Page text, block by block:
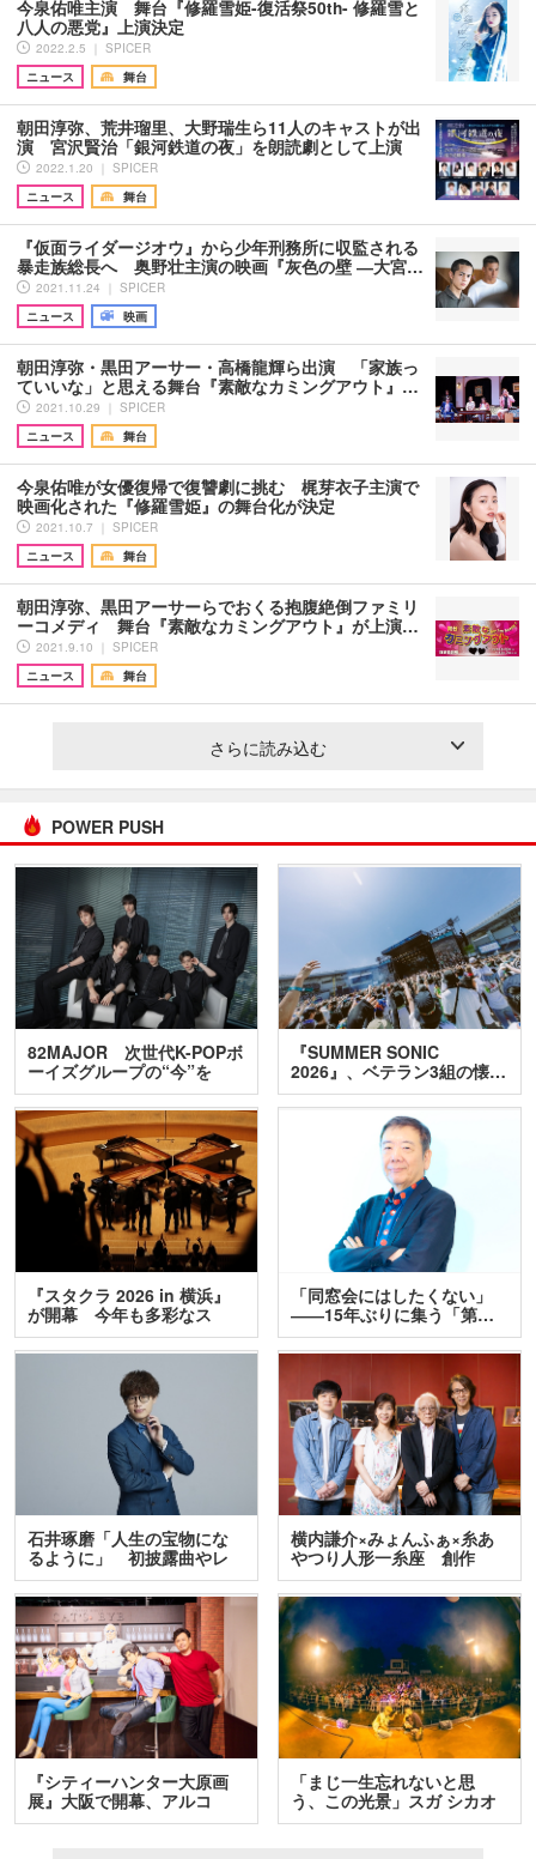
今泉佑唯主演 舞台『修羅雪姫-復活祭50th- 修羅雪と
八人の悪党』上演決定
2022.2.5 ｜ SPICER
ニュース
舞台
朝田淳弥、荒井瑠里、大野瑞生ら11人のキャストが出
演 宮沢賢治「銀河鉄道の夜」を朗読劇として上演
2022.1.20 ｜ SPICER
ニュース
舞台
『仮面ライダージオウ』から少年刑務所に収監される
暴走族総長へ 奥野壮主演の映画『灰色の壁 ―大宮…
2021.11.24 ｜ SPICER
ニュース
映画
朝田淳弥・黒田アーサー・高橋龍輝ら出演 「家族っ
ていいな」と思える舞台『素敵なカミングアウト』…
2021.10.29 ｜ SPICER
ニュース
舞台
今泉佑唯が女優復帰で復讐劇に挑む 梶芽衣子主演で
映画化された『修羅雪姫』の舞台化が決定
2021.10.7 ｜ SPICER
ニュース
舞台
朝田淳弥、黒田アーサーらでおくる抱腹絶倒ファミリ
ーコメディ 舞台『素敵なカミングアウト』が上演…
2021.9.10 ｜ SPICER
ニュース
舞台
さらに読み込む
POWER PUSH
82MAJOR 次世代K-POPボ
ーイズグループの“今”を
訊…
『SUMMER SONIC
2026』、ベテラン3組の懐…
『スタクラ 2026 in 横浜』
が開幕 今年も多彩なス
テ…
「同窓会にはしたくない」
――15年ぶりに集う「第…
石井琢磨「人生の宝物にな
るように」 初披露曲やレ
ア…
横内謙介×みょんふぁ×糸あ
やつり人形一糸座 創作
人…
『シティーハンター大原画
展』大阪で開幕、アルコ
＆…
「まじ一生忘れないと思
う、この光景」スガ シカオ
と…